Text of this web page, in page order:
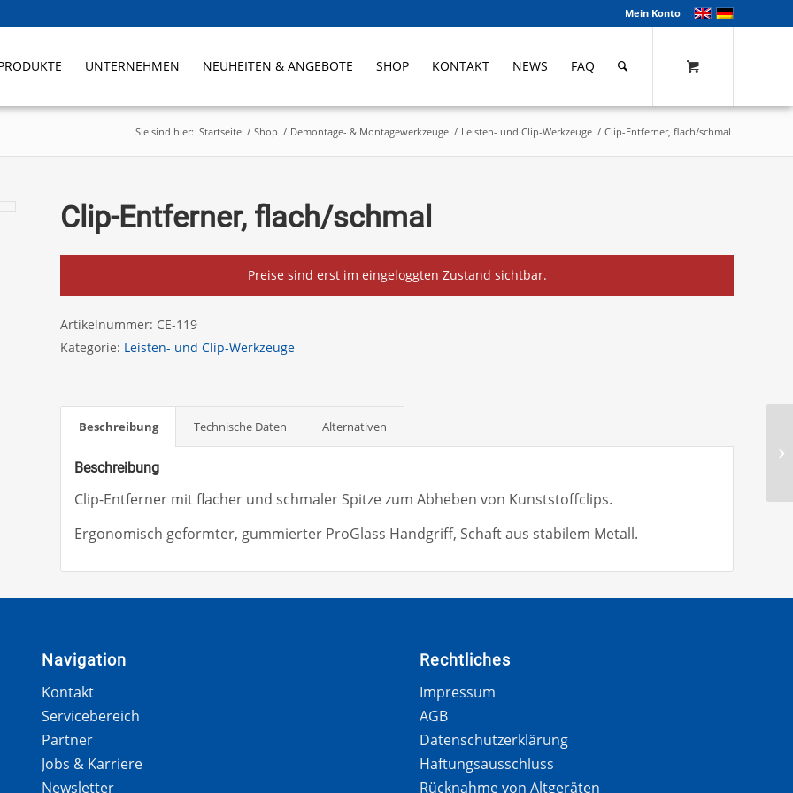
Mein Konto
UNTERNEHMEN NEUHEITEN & ANGEBOTE SHOP KONTAKT NEWS FAQ
Sie sind hier: Startseite / Shop / Demontage- & Montagewerkzeuge / Leisten- und Clip-Werkzeuge / Clip-Entferner, flach/schmal
Clip-Entferner, flach/schmal
Preise sind erst im eingeloggten Zustand sichtbar.
Artikelnummer: CE-119
Kategorie: Leisten- und Clip-Werkzeuge
Beschreibung Technische Daten Alternativen
Beschreibung
Clip-Entferner mit flacher und schmaler Spitze zum Abheben von Kunststoffclips.
Ergonomisch geformter, gummierter ProGlass Handgriff, Schaft aus stabilem Metall.
Navigation
Kontakt
Servicebereich
Partner
Jobs & Karriere
Newsletter
Rechtliches
Impressum
AGB
Datenschutzerklärung
Haftungsausschluss
Rücknahme von Altgeräten